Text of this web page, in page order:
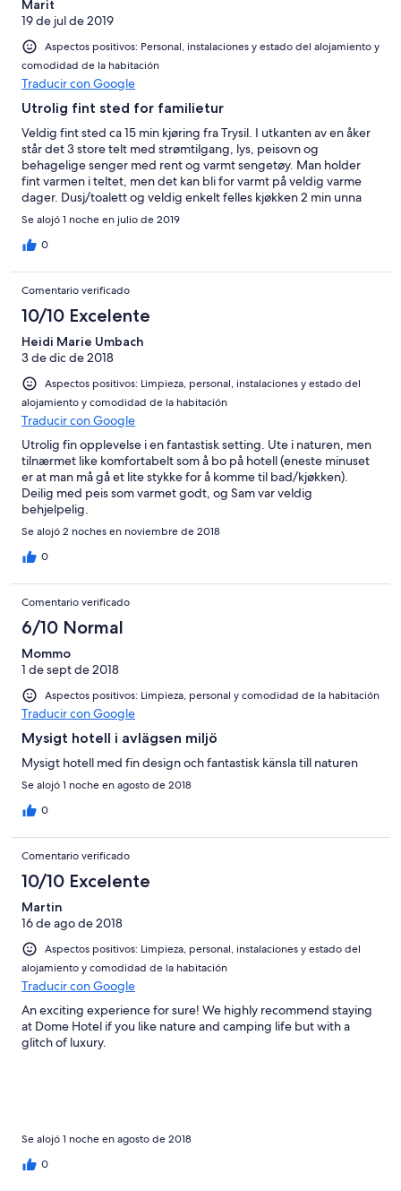
Marit
19 de jul de 2019
Aspectos positivos: Personal, instalaciones y estado del alojamiento y
comodidad de la habitación
Traducir con Google
Utrolig fint sted for familietur
Veldig fint sted ca 15 min kjøring fra Trysil. I utkanten av en åker
står det 3 store telt med strømtilgang, lys, peisovn og
behagelige senger med rent og varmt sengetøy. Man holder
fint varmen i teltet, men det kan bli for varmt på veldig varme
dager. Dusj/toalett og veldig enkelt felles kjøkken 2 min unna
teltet, ikke helt ideelt om du må opp om natten for å gå på
toalettet.. Veldig enkelt kjøkken, men fungerer i nøden. Nydelig
sted for familieovernatting eller som alternativ partur!
Se alojó 1 noche en julio de 2019
0
Comentario verificado
10/10 Excelente
Heidi Marie Umbach
3 de dic de 2018
Aspectos positivos: Limpieza, personal, instalaciones y estado del
alojamiento y comodidad de la habitación
Traducir con Google
Utrolig fin opplevelse i en fantastisk setting. Ute i naturen, men
tilnærmet like komfortabelt som å bo på hotell (eneste minuset
er at man må gå et lite stykke for å komme til bad/kjøkken).
Deilig med peis som varmet godt, og Sam var veldig
behjelpelig.
Se alojó 2 noches en noviembre de 2018
0
Comentario verificado
6/10 Normal
Mommo
1 de sept de 2018
Aspectos positivos: Limpieza, personal y comodidad de la habitación
Traducir con Google
Mysigt hotell i avlägsen miljö
Mysigt hotell med fin design och fantastisk känsla till naturen
Se alojó 1 noche en agosto de 2018
0
Comentario verificado
10/10 Excelente
Martin
16 de ago de 2018
Aspectos positivos: Limpieza, personal, instalaciones y estado del
alojamiento y comodidad de la habitación
Traducir con Google
An exciting experience for sure! We highly recommend staying
at Dome Hotel if you like nature and camping life but with a
glitch of luxury.
Se alojó 1 noche en agosto de 2018
0